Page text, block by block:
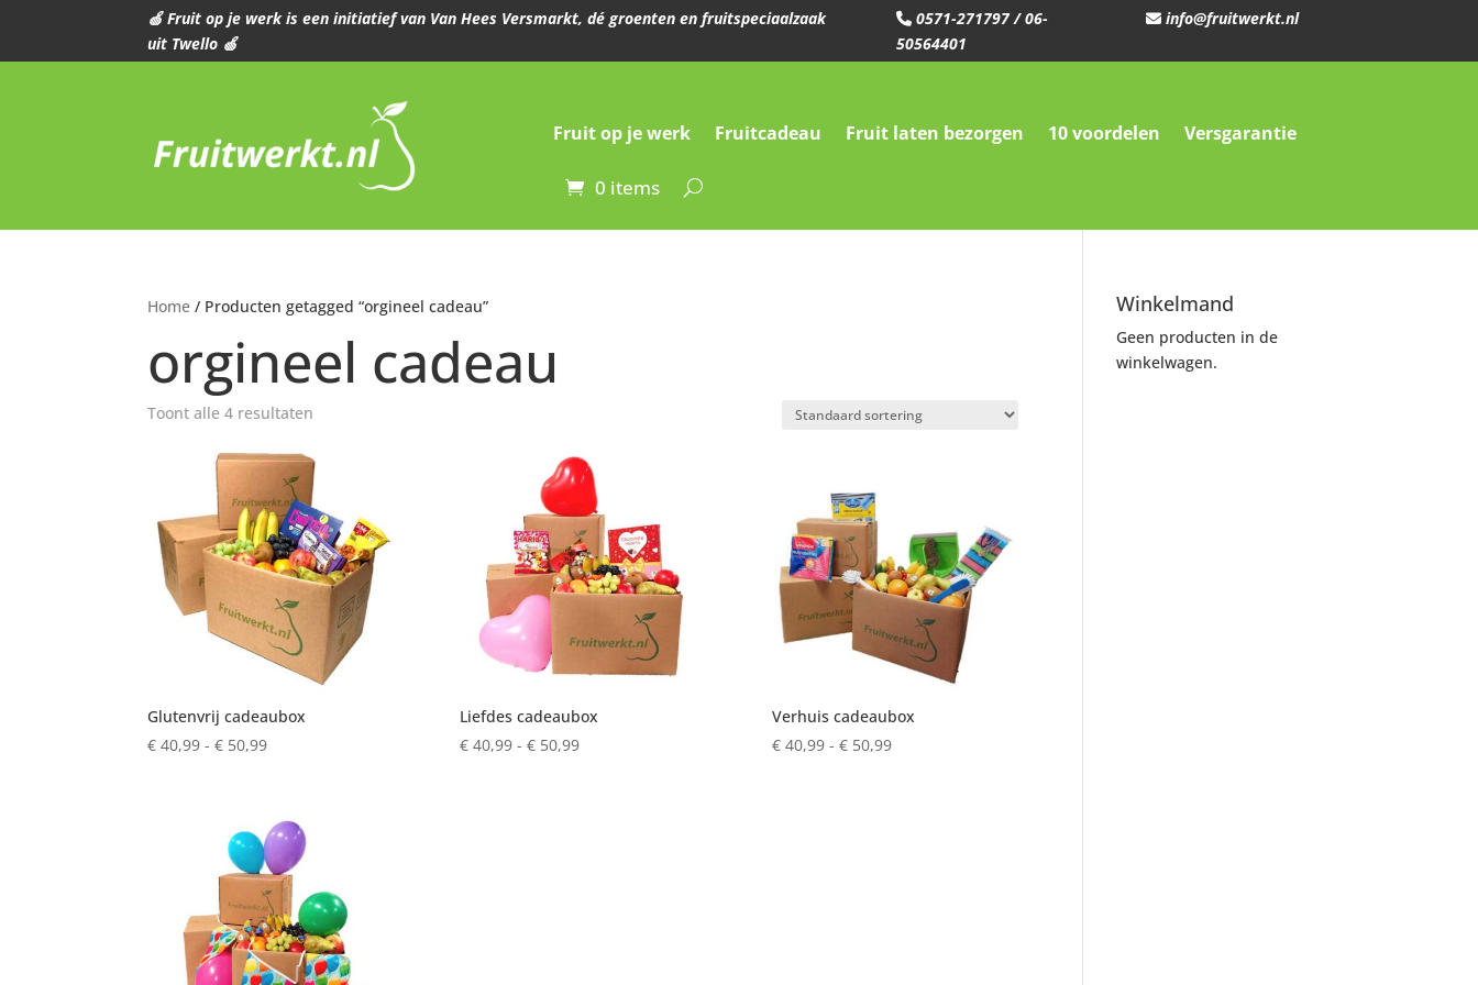
🍏 Fruit op je werk is een initiatief van Van Hees Versmarkt, dé groenten en fruitspeciaalzaak
uit Twello 🍏
0571-271797/06-
50564401
info@fruitwerkt.nl
Fruit op je werk Fruitcadeau Fruit laten bezorgen 10 voordelen Versgarantie
0 items
Home / Producten getagged “orgineel cadeau”
orgineel cadeau
Toont alle 4 resultaten
Glutenvrij cadeaubox
€ 40,99 - € 50,99Prijsklasse:
€ 50,99
Liefdes cadeaubox
€40,99 - €50,99Prijsklasse:
Verhuis cadeaubox
€40,99 - €50,99Prijsklasse:
Winkelmand
Geen producten in de
winkelwagen.